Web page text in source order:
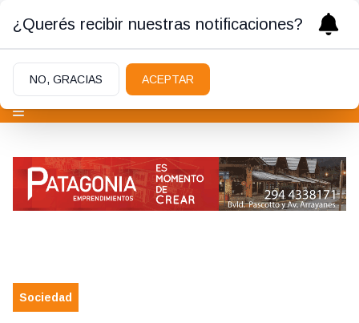
Sociedad
¿Querés recibir nuestras notificaciones?
NO, GRACIAS ACEPTAR